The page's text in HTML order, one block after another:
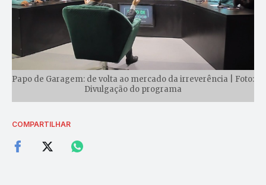
Papo de Garagem: de volta ao mercado da irreverência | Foto:
Divulgação do programa
COMPARTILHAR